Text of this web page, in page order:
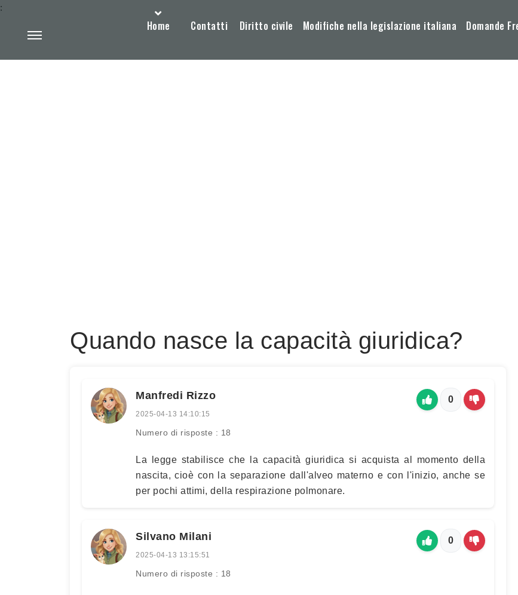
Home Contatti Diritto civile Modifiche nella legislazione italiana Domande
:
Quando nasce la capacità giuridica?
Manfredi Rizzo
2025-04-13 14:10:15
Numero di risposte : 18
0
La legge stabilisce che la capacità giuridica si acquista al momento della
nascita, cioè con la separazione dall'alveo materno e con l'inizio, anche se
per pochi attimi, della respirazione polmonare.
Silvano Milani
2025-04-13 13:15:51
Numero di risposte : 18
0